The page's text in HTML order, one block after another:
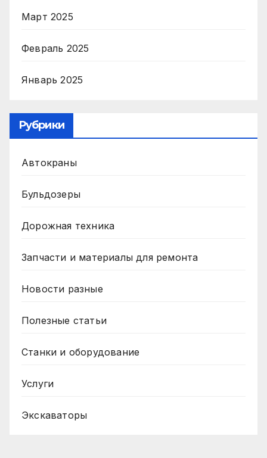
Март 2025
Февраль 2025
Январь 2025
Рубрики
Автокраны
Бульдозеры
Дорожная техника
Запчасти и материалы для ремонта
Новости разные
Полезные статьи
Станки и оборудование
Услуги
Экскаваторы